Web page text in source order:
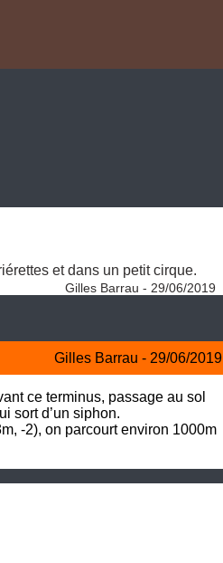
et dans un petit cirque.
Gilles Barrau - 29/06/2019
Gilles Barrau - 29/06/2019
ce terminus, passage au sol
sort d’un siphon.
-2), on parcourt environ 1000m